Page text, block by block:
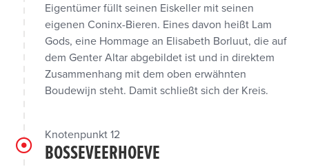
Eigentümer füllt seinen Eiskeller mit seinen
eigenen Coninx-Bieren. Eines davon heißt Lam
Gods, eine Hommage an Elisabeth Borluut, die auf
dem Genter Altar abgebildet ist und in direktem
Zusammenhang mit dem oben erwähnten
Boudewijn steht. Damit schließt sich der Kreis.
Knotenpunkt 12
BOSSEVEERHOEVE